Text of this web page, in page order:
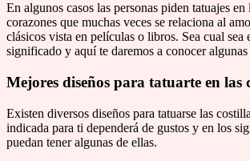
En algunos casos las personas piden tatuajes en
corazones que muchas veces se relaciona al
clásicos vista en películas o libros. Sea cual sea
significado y aquí te daremos a conocer algunas
Mejores diseños para tatuarte en las
Existen diversos diseños para tatuarse las
indicada para ti dependerá de gustos y en los
puedan tener algunas de ellas.